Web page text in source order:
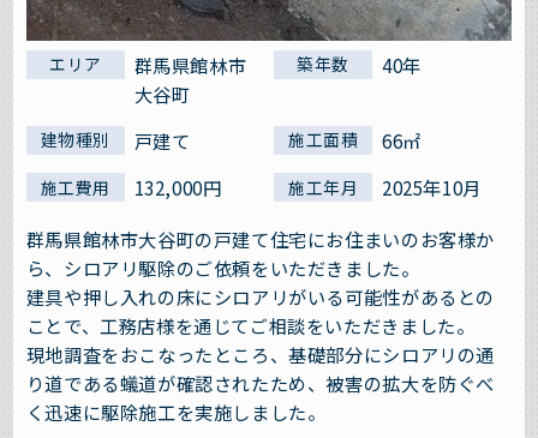
エリア
群馬県館林市
大谷町
築年数 40年
建物種別 戸建て 施工面積 66㎡
施工費用 132,000円 施工年月
2025年10月
群馬県館林市大谷町の戸建て住宅にお住まいのお客様か
ら、シロアリ駆除のご依頼をいただきました。
建具や押し入れの床にシロアリがいる可能性があるとの
ことで、工務店様を通じてご相談をいただきました。
現地調査をおこなったところ、基礎部分にシロアリの通
り道である蟻道が確認されたため、被害の拡大を防ぐべ
く迅速に駆除施工を実施しました。